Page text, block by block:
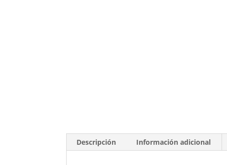
Descripción Información adicional